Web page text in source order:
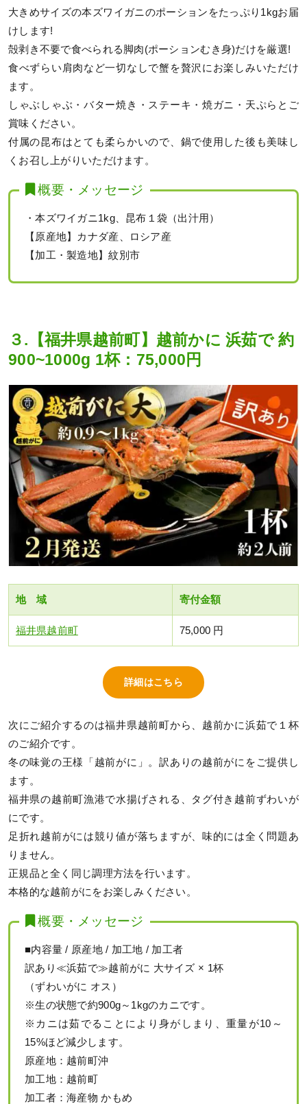
大きめサイズの本ズワイガニのポーションをたっぷり1kgお届
けします!
殻剥き不要で食べられる脚肉(ポーションむき身)だけを厳選!
食べずらい肩肉など一切なしで蟹を贅沢にお楽しみいただけ
ます。
しゃぶしゃぶ・バター焼き・ステーキ・焼ガニ・天ぷらとご
賞味ください。
付属の昆布はとても柔らかいので、鍋で使用した後も美味し
くお召し上がりいただけます。
概要・メッセージ
・本ズワイガニ1kg、昆布１袋（出汁用）
【原産地】カナダ産、ロシア産
【加工・製造地】紋別市
３.【福井県越前町】越前かに 浜茹で 約
900~1000g 1杯：75,000円
地 域 寄付金額
福井県越前町 75,000 円
詳細はこちら
次にご紹介するのは福井県越前町から、越前かに浜茹で１杯
のご紹介です。
冬の味覚の王様「越前がに」。訳ありの越前がにをご提供し
ます。
福井県の越前町漁港で水揚げされる、タグ付き越前ずわいが
にです。
足折れ越前がには競り値が落ちますが、味的には全く問題あ
りません。
正規品と全く同じ調理方法を行います。
本格的な越前がにをお楽しみください。
概要・メッセージ
■内容量 / 原産地 / 加工地 / 加工者
訳あり≪浜茹で≫越前がに 大サイズ × 1杯
（ずわいがに オス）
※生の状態で約900g～1kgのカニです。
※カニは茹でることにより身がしまり、重量が10～
15%ほど減少します。
原産地：越前町沖
加工地：越前町
加工者：海産物 かもめ